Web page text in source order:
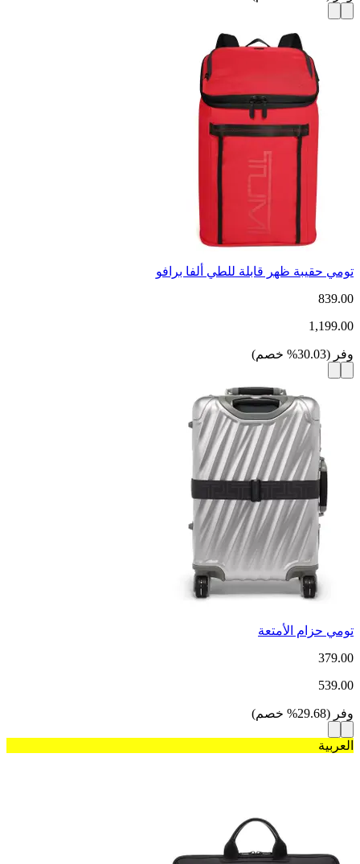
تومي حقيبة ظهر قابلة للطي ألفا برافو
839.00
1,199.00
وفر (
30.03
% خصم)
تومي حزام الأمتعة
379.00
539.00
وفر (
29.68
% خصم)
العربية